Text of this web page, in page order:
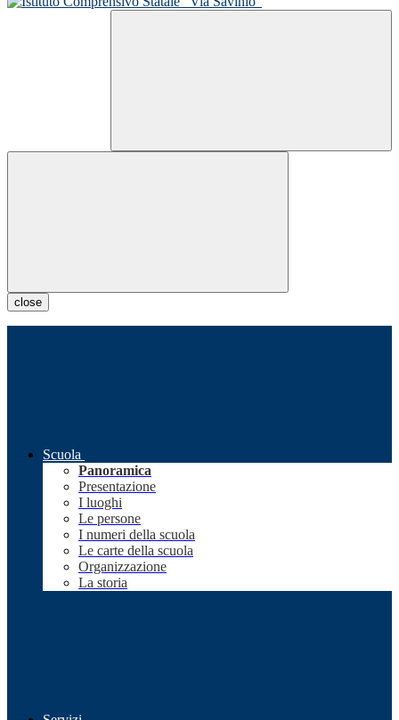
close
Scuola
Panoramica
Presentazione
I luoghi
Le persone
I numeri della scuola
Le carte della scuola
Organizzazione
La storia